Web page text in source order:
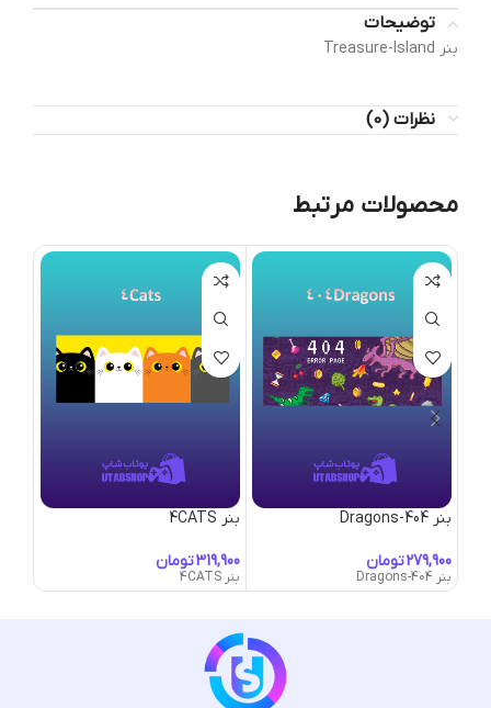
توضیحات
بنر Treasure-Island
نظرات (0)
محصولات مرتبط
بنر 404-Dragons
تومان
بنر 404-Dragons
بنر 4CATS
تومان
بنر 4CATS